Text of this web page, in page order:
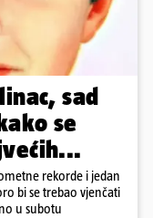
sad
se
rekorde i jedan
bi se trebao vjenčati
u subotu